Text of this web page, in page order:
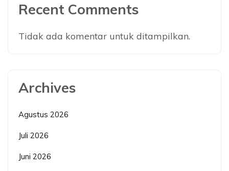
Recent Comments
Tidak ada komentar untuk ditampilkan.
Archives
Agustus 2026
Juli 2026
Juni 2026